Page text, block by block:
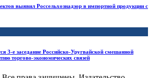
выявил Россельхознадзор в импортной продукции с
3-е заседание Российско-Уругвайской смешанной
торгово-экономических связей